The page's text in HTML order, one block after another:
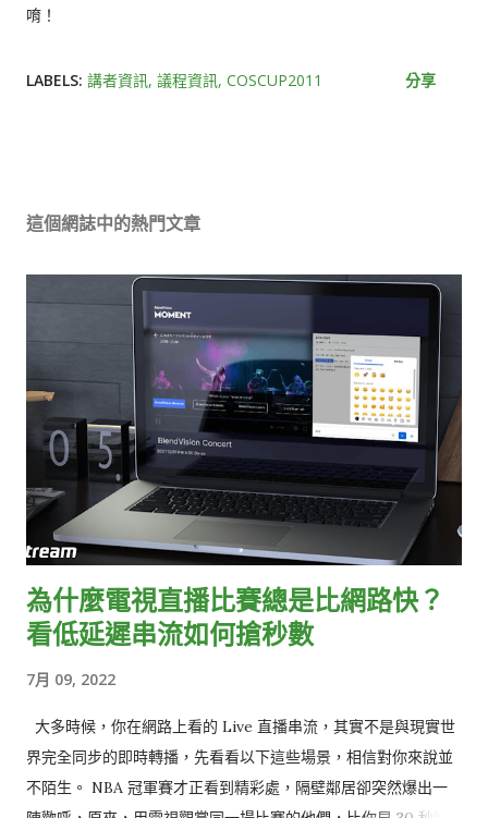
唷！
LABELS: 講者資訊 議程資訊 COSCUP2011 分享
這個網誌中的熱門文章
為什麼電視直播比賽總是比網路快？
看低延遲串流如何搶秒數
7月 09, 2022
大多時候，你在網路上看的 Live 直播串流，其實不是與現實世
界完全同步的即時轉播，先看看以下這些場景，相信對你來說並
不陌生。 NBA 冠軍賽才正看到精彩處，隔壁鄰居卻突然爆出一